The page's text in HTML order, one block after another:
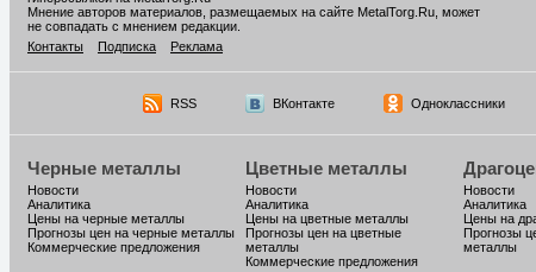
Мнение авторов материалов, размещаемых на сайте MetalTorg.Ru, может
не совпадать с мнением редакции.
Контакты
Подписка Реклама
RSS ВКонтакте Одноклассники
Черные металлы
Новости
Аналитика
Цены на черные металлы
Прогнозы цен на черные металлы
Коммерческие предложения
Цветные металлы
Новости
Аналитика
Цены на цветные металлы
Прогнозы цен на цветные
металлы
Коммерческие предложения
Новости
Аналитика
Цены на
Прогнозы
металлы